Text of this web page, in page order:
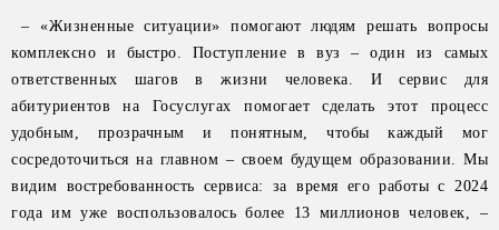
– «Жизненные ситуации» помогают людям решать вопросы
комплексно и быстро. Поступление в вуз – один из самых
ответственных шагов в жизни человека. И сервис для
абитуриентов на Госуслугах помогает сделать этот процесс
удобным, прозрачным и понятным, чтобы каждый мог
сосредоточиться на главном – своем будущем образовании. Мы
видим востребованность сервиса: за время его работы с 2024
года им уже воспользовалось более 13 миллионов человек, –